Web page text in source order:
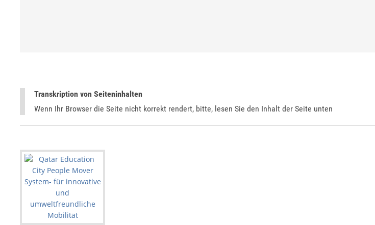
Transkription von Seiteninhalten
Wenn Ihr Browser die Seite nicht korrekt rendert, bitte, lesen Sie den Inhalt der Seite unten